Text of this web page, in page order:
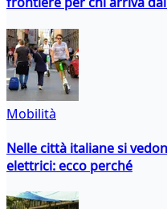
Mobilità
Nelle città italiane si
elettrici: ecco perché